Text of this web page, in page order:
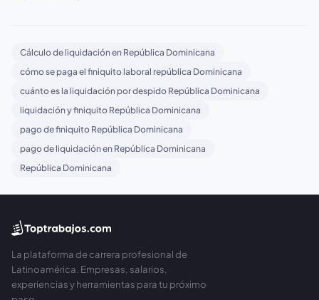
Cálculo de liquidación en República Dominicana
cómo se paga el finiquito laboral república Dominicana
cuánto es la liquidación por despido República Dominicana
liquidación y finiquito República Dominicana
pago de finiquito República Dominicana
pago de liquidación en República Dominicana
República Dominicana
La plataforma de carrera profesional de
Latinoamérica. Empresas, salarios,
experiencias y herramientas para tu próximo